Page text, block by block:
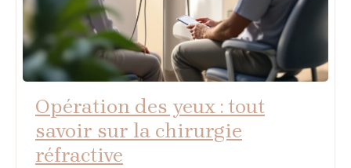
Opération des yeux : tout
savoir sur la chirurgie
réfractive